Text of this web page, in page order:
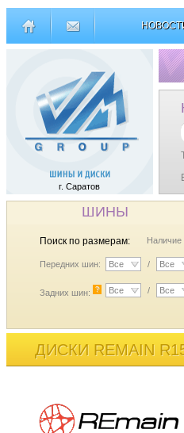
г. Саратов
ШИНЫ
Поиск по размерам: Наличие
Передних шин: Все / Все
Задних шин: ? Все / Все
ДИСКИ REMAIN